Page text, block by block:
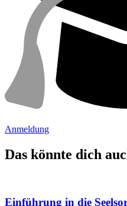
Anmeldung
Das könnte dich
Einführung in die